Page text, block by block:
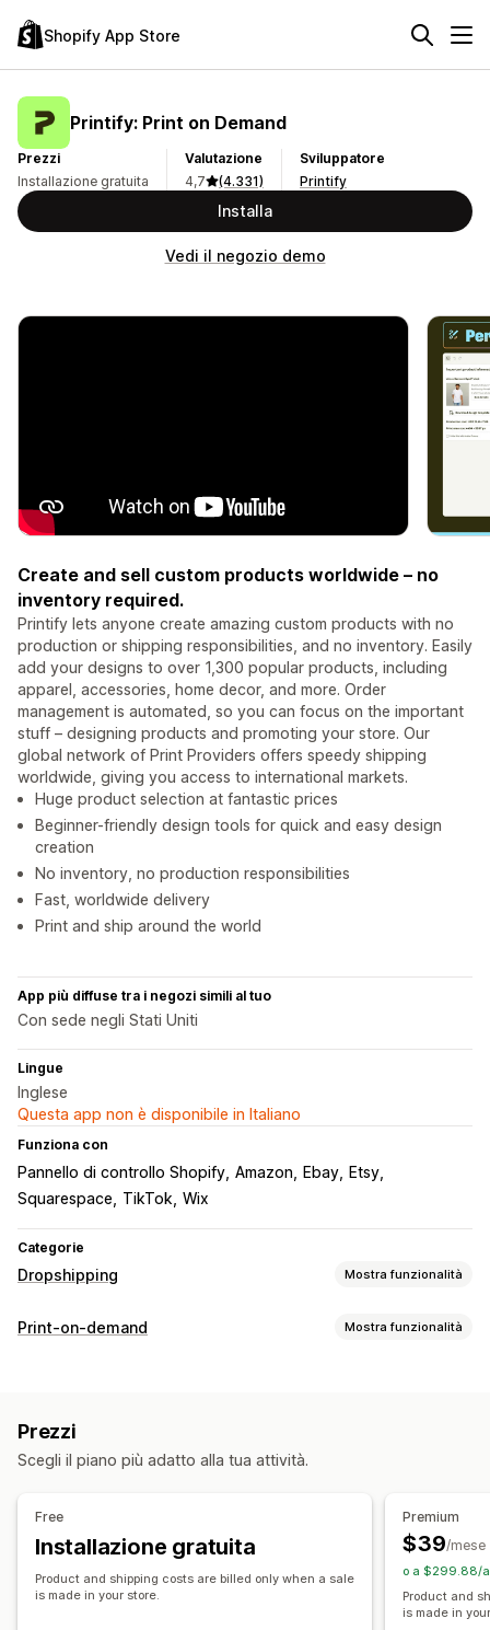
Shopify App Store
Printify: Print on Demand
Prezzi
Installazione gratuita
Valutazione
4,7
(4.331)
Sviluppatore
Printify
Installa
Vedi il negozio demo
Create and sell custom products worldwide – no
inventory required.
Printify lets anyone create amazing custom products with no
production or shipping responsibilities, and no inventory. Easily
add your designs to over 1,300 popular products, including
apparel, accessories, home decor, and more. Order
management is automated, so you can focus on the important
stuff – designing products and promoting your store. Our
global network of Print Providers offers speedy shipping
worldwide, giving you access to international markets.
Huge product selection at fantastic prices
Beginner-friendly design tools for quick and easy design
creation
No inventory, no production responsibilities
Fast, worldwide delivery
Print and ship around the world
App più diffuse tra i negozi simili al tuo
Con sede negli Stati Uniti
Lingue
Inglese
Questa app non è disponibile in Italiano
Funziona con
Pannello di controllo Shopify Amazon Ebay
Etsy
Squarespace
TikTok Wix
Categorie
Dropshipping Mostra funzionalità
Prodotti vendibili
Automotive
Australia
Polonia
Regno Unito
Stati Uniti
Print-on-demand Mostra funzionalità
Inserti di imballaggio
Bicchieri, tazze e contenitori per bevande
Regali per le feste
Complementi d’arredo
Eco-friendly
Prezzi
Scegli il piano più adatto alla tua attività.
Free
Installazione gratuita
Product and shipping costs are billed only when a sale
is made in your store.
Premium
$39/mese
o a $299.88/
Product and
is made in